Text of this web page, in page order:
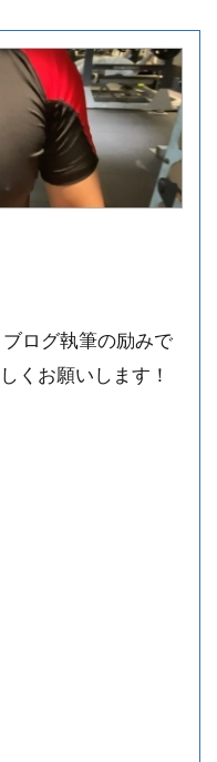
ログ執筆の励みで
くお願いします！